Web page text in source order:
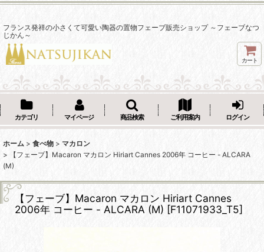
フランス発祥の小さくて可愛い陶器の置物フェーブ販売ショップ ～フェーブなつ
じかん～
カート
カテゴリ マイページ 商品検索 ご利用案内 ログイン
ホーム > 食べ物 > マカロン
>
【フェーブ】Macaron マカロン Hiriart Cannes 2006年 コーヒー - ALCARA
(M)
【フェーブ】Macaron マカロン Hiriart Cannes
2006年 コーヒー - ALCARA (M) [F11071933_T5]